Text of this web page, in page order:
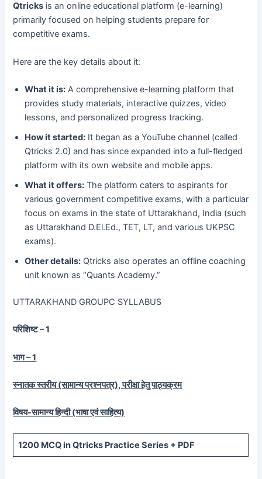
Qtricks is an online educational platform (e-learning)
primarily focused on helping students prepare for
competitive exams.
Here are the key details about it:
What it is: A comprehensive e-learning platform that
provides study materials, interactive quizzes, video
lessons, and personalized progress tracking.
How it started: It began as a YouTube channel (called
Qtricks 2.0) and has since expanded into a full-fledged
platform with its own website and mobile apps.
What it offers: The platform caters to aspirants for
various government competitive exams, with a particular
focus on exams in the state of Uttarakhand, India (such
as Uttarakhand D.El.Ed., TET, LT, and various UKPSC
exams).
Other details: Qtricks also operates an offline coaching
unit known as “Quants Academy.”
UTTARAKHAND GROUPC SYLLABUS
परिशिष्ट – 1
भाग – 1
स्नातक स्तरीय (सामान्य प्रश्नपत्र), परीक्षा हेतु पाठ्यक्रम
विषय-सामान्य हिन्दी (भाषा एवं साहित्य)
1200 MCQ in Qtricks Practice Series + PDF